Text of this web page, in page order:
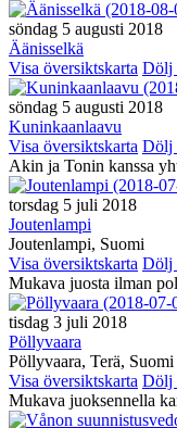
söndag 5 augusti 2018
Äänisselkä
Visa översiktskarta Dölj
söndag 5 augusti 2018
Kuninkaanlaavu
Visa översiktskarta Dölj
Akin ja Tonin kanssa
torsdag 5 juli 2018
Joutenlampi
Joutenlampi, Suomi
Visa översiktskarta Dölj
Mukava juosta ilman
tisdag 3 juli 2018
Pöllyvaara
Pöllyvaara, Terä, Suomi
Visa översiktskarta Dölj
Mukava juoksennella